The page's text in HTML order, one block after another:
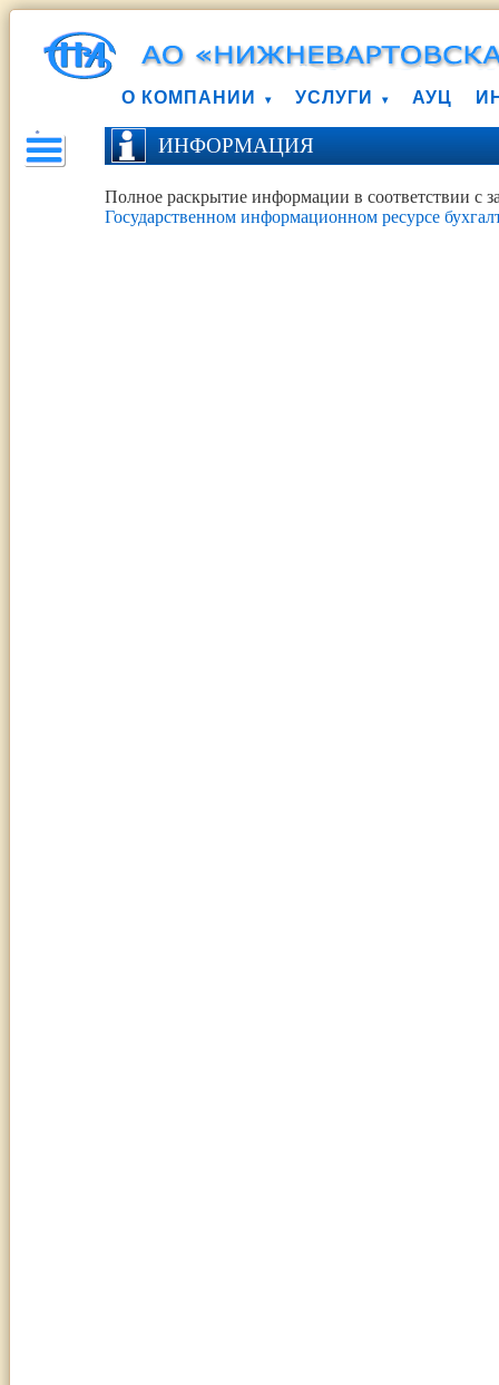
О КОМПАНИИ УСЛУГИ АУЦ
ИНФОРМАЦИЯ
Полное раскрытие информации в соответствии с
Государственном информационном ресурсе